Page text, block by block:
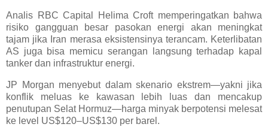
Analis RBC Capital Helima Croft memperingatkan bahwa
risiko gangguan besar pasokan energi akan meningkat
tajam jika Iran merasa eksistensinya terancam. Keterlibatan
AS juga bisa memicu serangan langsung terhadap kapal
tanker dan infrastruktur energi.
JP Morgan menyebut dalam skenario ekstrem—yakni jika
konflik meluas ke kawasan lebih luas dan mencakup
penutupan Selat Hormuz—harga minyak berpotensi melesat
ke level US$120–US$130 per barel.